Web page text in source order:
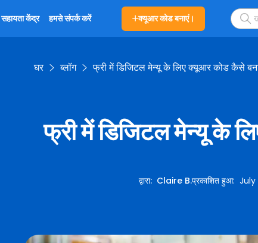
सहायता केंद्र हमसे संपर्क करें क्यूआर कोड बनाएं।
घर ब्लॉग फ्री में डिजिटल मेन्यू के लिए क्यूआर कोड कैसे
फ्री में डिजिटल मेन्यू के
द्वारा: Claire B.प्रकाशित हुआ:July